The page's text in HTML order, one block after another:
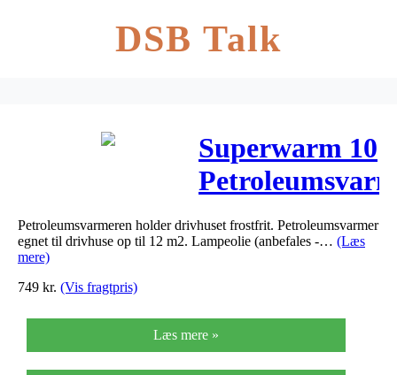
DSB Talk
Superwarm 10
til 10 m2
drivhus –
10…
Petroleumsvarmeren holder drivhuset frostfrit. Petroleumsvarmer
egnet til drivhuse op til 12 m2. Lampeolie (anbefales -… (Læs
mere)
749 kr. (Vis fragtpris)
Læs mere »